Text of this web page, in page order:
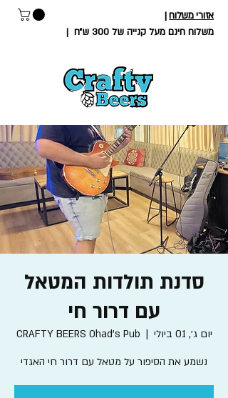
אזורי משלוח|
משלוח חינם מעל קנייה של 300 ש״ח
|
סדנת תולדות המטאל
עם דרור חי
יום ג׳, 01 ביולי
  |
CRAFTY BEERS Ohad's Pub
נשמע את הסיפור על מטאל עם דרור חי האגדי